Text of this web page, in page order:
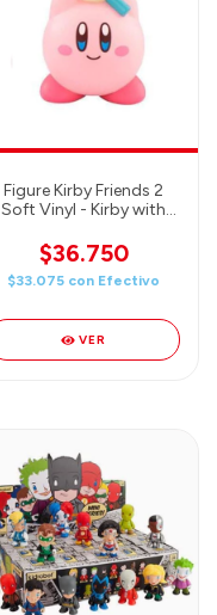
Figure Kirby Friends 2
Soft Vinyl - Kirby with
$36.750
$33.075 con Efectivo
VER